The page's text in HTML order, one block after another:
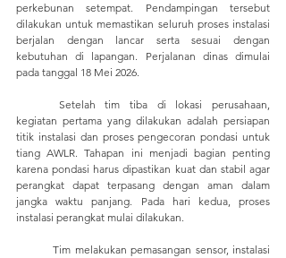
perkebunan setempat. Pendampingan tersebut
dilakukan untuk memastikan seluruh proses instalasi
berjalan dengan lancar serta sesuai dengan
kebutuhan di lapangan. Perjalanan dinas dimulai
pada tanggal 18 Mei 2026.
kegiatan pertama yang dilakukan adalah persiapan
titik instalasi dan proses pengecoran pondasi untuk
tiang AWLR. Tahapan ini menjadi bagian penting
karena pondasi harus dipastikan kuat dan stabil agar
perangkat dapat terpasang dengan aman dalam
jangka waktu panjang. Pada hari kedua, proses
instalasi perangkat mulai dilakukan.
	Tim melakukan pemasangan sensor, instalasi